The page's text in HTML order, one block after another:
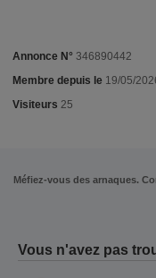
Annonce N° 346890442
Membre depuis le 19/05/
Visiteurs 25
Méfiez-vous des arnaques.
Vous n'avez pas